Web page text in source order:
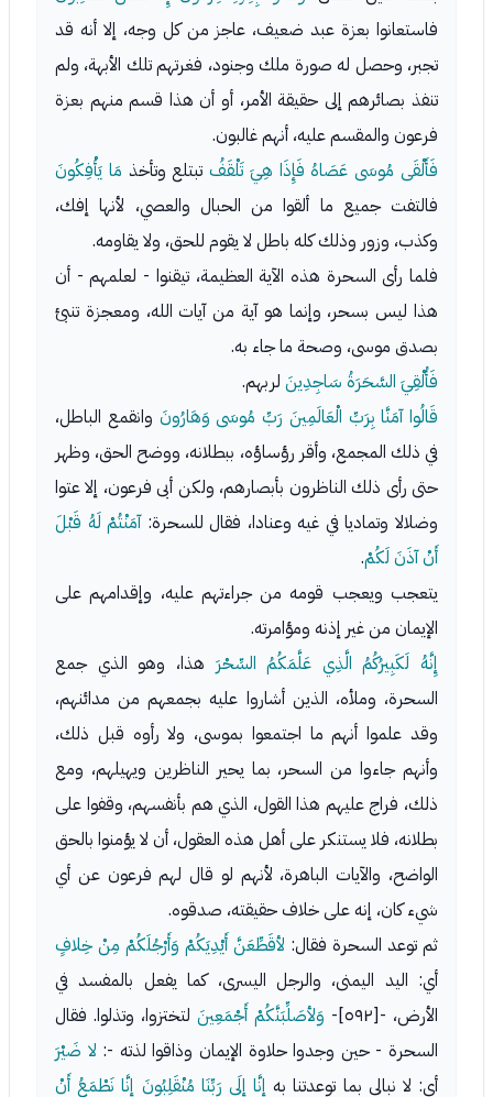
فاستعانوا بعزة عبد ضعيف، عاجز من كل وجه، إلا أنه قد
تجبر، وحصل له صورة ملك وجنود، فغرتهم تلك الأبهة، ولم
تنفذ بصائرهم إلى حقيقة الأمر، أو أن هذا قسم منهم بعزة
فرعون والمقسم عليه، أنهم غالبون.
فَأَلْقَى مُوسَى عَصَاهُ فَإِذَا هِيَ تَلْقَفُتبتلع وتأخذ مَا يَأْفِكُونَ
فالتفت جميع ما ألقوا من الحبال والعصي، لأنها إفك،
وكذب، وزور وذلك كله باطل لا يقوم للحق، ولا يقاومه.
فلما رأى السحرة هذه الآية العظيمة، تيقنوا - لعلمهم - أن
هذا ليس بسحر، وإنما هو آية من آيات الله، ومعجزة تنبئ
بصدق موسى، وصحة ما جاء به.
فَأُلْقِيَ السَّحَرَةُ سَاجِدِينَ لربهم.
قَالُوا آمَنَّا بِرَبِّ الْعَالَمِينَ رَبِّ مُوسَى وَهَارُونَ وانقمع الباطل،
في ذلك المجمع، وأقر رؤساؤه، ببطلانه، ووضح الحق، وظهر
حتى رأى ذلك الناظرون بأبصارهم، ولكن أبى فرعون، إلا عتوا
وضلالا وتماديا في غيه وعنادا، فقال للسحرة:آمَنْتُمْ لَهُ قَبْلَ
أَنْ آذَنَ لَكُمْ.
يتعجب ويعجب قومه من جراءتهم عليه، وإقدامهم على
الإيمان من غير إذنه ومؤامرته.
إِنَّهُ لَكَبِيرُكُمُ الَّذِي عَلَّمَكُمُ السِّحْرَ هذا، وهو الذي جمع
السحرة، وملأه، الذين أشاروا عليه بجمعهم من مدائنهم،
وقد علموا أنهم ما اجتمعوا بموسى، ولا رأوه قبل ذلك،
وأنهم جاءوا من السحر، بما يحير الناظرين ويهيلهم، ومع
ذلك، فراج عليهم هذا القول، الذي هم بأنفسهم، وقفوا على
بطلانه، فلا يستنكر على أهل هذه العقول، أن لا يؤمنوا بالحق
الواضح، والآيات الباهرة، لأنهم لو قال لهم فرعون عن أي
شيء كان، إنه على خلاف حقيقته، صدقوه.
ثم توعد السحرة فقال: لأقَطِّعَنَّ أَيْدِيَكُمْ وَأَرْجُلَكُمْ مِنْ خِلافٍ
أي: اليد اليمنى، والرجل اليسرى، كما يفعل بالمفسد في
الأرض، -[٥٩٢]-
وَلأصَلِّبَنَّكُمْ أَجْمَعِينَ لتختزوا، وتذلوا. فقال
السحرة - حين وجدوا حلاوة الإيمان وذاقوا لذته -: لا ضَيْرَ
أي: لا نبالي بما توعدتنا به إِنَّا إِلَى رَبِّنَا مُنْقَلِبُونَ إِنَّا نَطْمَعُ أَنْ